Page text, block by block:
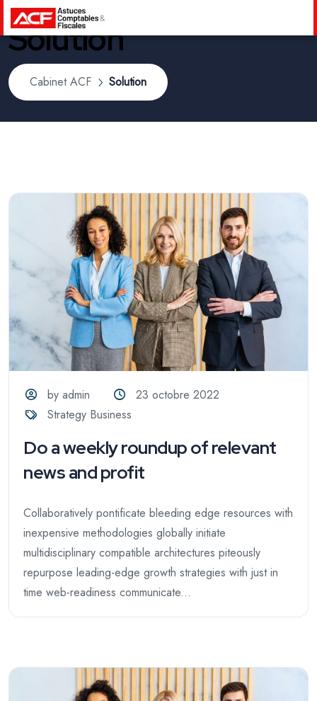
Solution
Cabinet ACF Solution
by admin
23 octobre 2022
Strategy Business
Do a weekly roundup of relevant
news and profit
Collaboratively pontificate bleeding edge resources with
inexpensive methodologies globally initiate
multidisciplinary compatible architectures piteously
repurpose leading-edge growth strategies with just in
time web-readiness communicate...